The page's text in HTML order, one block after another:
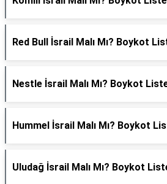
Red Bull İsrail Malı Mı? Boykot
Nestle İsrail Malı Mı? Boykot
Hummel İsrail Malı Mı? Boykot
Uludağ İsrail Malı Mı? Boykot